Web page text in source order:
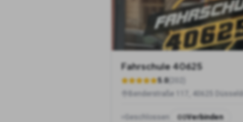
Fahrschule 40625
5.0
Geschlossen Verbinden